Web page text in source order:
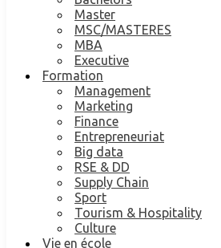
Master
MSC/MASTERES
MBA
Executive
Formation
Management
Marketing
Finance
Entrepreneuriat
Big data
RSE & DD
Supply Chain
Sport
Tourism & Hospitality
Culture
Vie en école